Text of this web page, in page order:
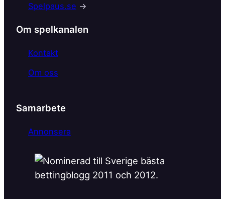
Spelpaus.se →
Om spelkanalen
Kontakt
Om oss
Samarbete
Annonsera